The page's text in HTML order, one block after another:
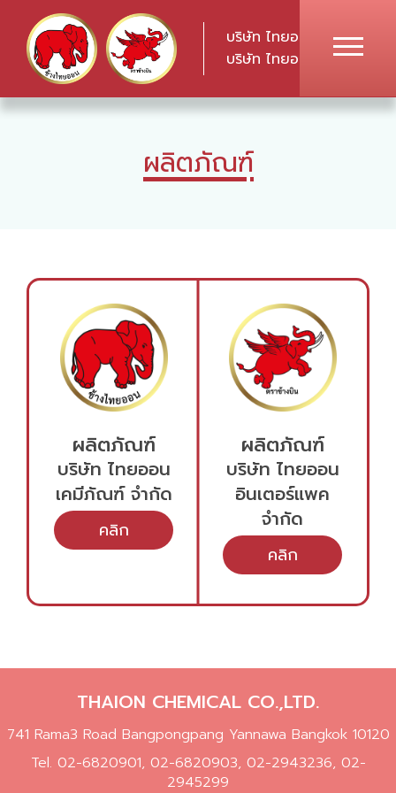
บริษัท ไทยออน เคมีภัณฑ์ จ
บริษัท ไทยออน อินเตอร์แพ
ผลิตภัณฑ์
ผลิตภัณฑ์
บริษัท ไทยออน
เคมีภัณฑ์ จำกัด
ผลิตภัณฑ์
บริษัท ไทยออน
อินเตอร์แพค
จำกัด
THAION CHEMICAL CO.,LTD.
741 Rama3 Road Bangpongpang Yannawa Bangkok 10120
Tel. 02-6820901, 02-6820903, 02-2943236, 02-
2945299